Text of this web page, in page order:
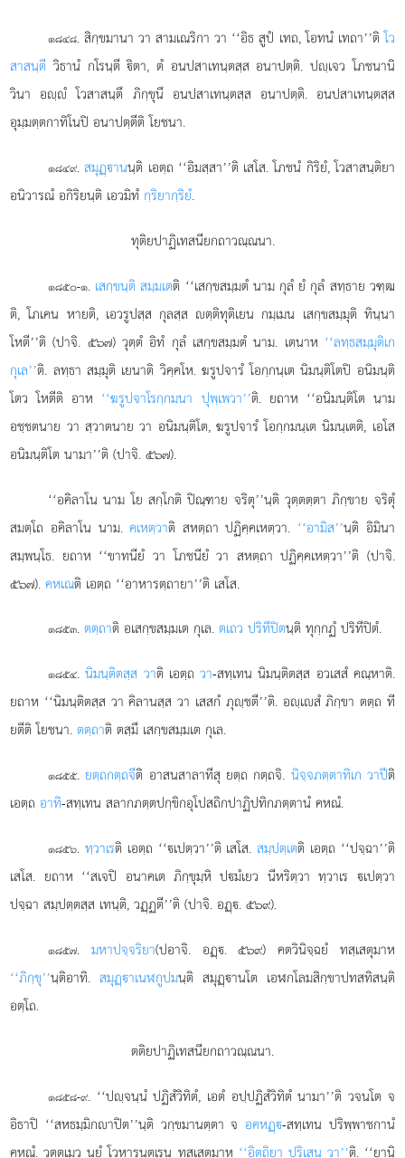
๑๘๔๘. สิกฺขมานา วา สามเณริกา วา ‘‘อิธ สูปํ เทถ, โอทนํ เทถา’’ติโว
สาสนฺตี วิธานํ กโรนฺตี ิตา, ตํ อนปสาเทนฺตสฺส อนาปตฺติ. ปฺเจว โภชนานิ
วินา อฺํ โวสาสนฺตึ ภิกฺขุนึ อนปสาเทนฺตสฺส อนาปตฺติ. อนปสาเทนฺตสฺส
อุมฺมตฺตกาทิโนปิ อนาปตฺตีติ โยชนา.
๑๘๔๙.สมุฏฺานนฺติ เอตฺถ ‘‘อิมสฺสา’’ติ เสโส. โภชนํ กิริยํ, โวสาสนฺติยา
อนิวารณํ อกิริยนฺติ เอวมิทํ กฺริยากฺริยํ.
ทุติยปาฏิเทสนียกถาวณฺณนา.
๑๘๕๐-๑. เสกฺขนฺติ สมฺมเตติ ‘‘เสกฺขสมฺมตํ นาม กุลํ ยํ กุลํ สทฺธาย วฑฺฒ
ติ, โภเคน หายติ, เอวรูปสฺส กุลสฺส ตฺติทุติเยน กมฺเมน เสกฺขสมฺมุติ ทินฺนา
โหตี’’ติ (ปาจิ. ๕๖๗) วุตฺตํ อิทํ กุลํ เสกฺขสมฺมตํ นาม. เตนาห ‘‘ลทฺธสมฺมุติเก
กุเล’’ติ. ลทฺธา สมฺมุติ เยนาติ วิคฺคโห. ฆรูปจารํ โอกฺกนฺเต นิมนฺติโตปิ อนิมนฺติ
โตว โหตีติ อาห ‘‘ฆรูปจาโรกฺกมนา ปุพฺเพวา’’ติ. ยถาห ‘‘อนิมนฺติโต นาม
อชฺชตนาย วา สฺวาตนายวา อนิมนฺติโต, ฆรูปจารํ โอกฺกมนฺเต นิมนฺเตติ, เอโส
อนิมนฺติโต นามา’’ติ (ปาจิ. ๕๖๗).
‘‘อคิลาโน นาม โย สกฺโกติ ปิณฺฑาย จริตุ’’นฺติ วุตฺตตฺตา ภิกฺขาย จริตุํ
สมตฺโถ อคิลาโน นาม.คเหตฺวาติ สหตฺถา ปฏิคฺคเหตฺวา. ‘‘อามิส’’นฺติ อิมินา
สมฺพนฺโธ. ยถาห ‘‘ขาทนียํ วา โภชนียํ วา สหตฺถา ปฏิคฺคเหตฺวา’’ติ (ปาจิ.
๕๖๗).คหเณติ เอตฺถ ‘‘อาหารตฺถายา’’ติ เสโส.
๑๘๕๓.ตตฺถาติ อเสกฺขสมฺมเต กุเล.ตเถว ปริทีปิตนฺติ ทุกฺกฏํ ปริทีปิตํ.
๑๘๕๔.นิมนฺติตสฺส วาติ เอตฺถวา-สทฺเทน นิมนฺติตสฺส อวเสสํ คณฺหาติ.
ยถาห ‘‘นิมนฺติตสฺส วา คิลานสฺส วา เสสกํ ภุฺชตี’’ติ. อฺเสํ ภิกฺขา ตตฺถ ที
ยตีติ โยชนา.ตตฺถาติ ตสฺมึ เสกฺขสมฺมเต กุเล.
๑๘๕๕. ยตฺถกตฺถจีติ อาสนสาลาทีสุ ยตฺถ กตฺถจิ. นิจฺจภตฺตาทิเก วาปีติ
เอตฺถอาทิ-สทฺเทน สลากภตฺตปกฺขิกอุโปสถิกปาฏิปทิกภตฺตานํ คหณํ.
๑๘๕๖. ทฺวาเรติ เอตฺถ ‘‘เปตฺวา’’ติ เสโส.สมฺปตฺเตติ เอตฺถ ‘‘ปจฺฉา’’ติ
เสโส. ยถาห ‘‘สเจปิ อนาคเต ภิกฺขุมฺหิ ปมํเยว นีหริตฺวา ทฺวาเร เปตฺวา
ปจฺฉา สมฺปตฺตสฺส เทนฺติ, วฏฺฏตี’’ติ (ปาจิ. อฏฺ. ๕๖๙).
๑๘๕๗. มหาปจฺจริยา(ปอาจิ. อฏฺ. ๕๖๙) คตวินิจฺฉยํ ทสฺเสตุมาห
‘‘ภิกฺขุ’’นฺติอาทิ.สมุฏฺาเนฬกูปมนฺติ สมุฏฺานโต เอฬกโลมสิกฺขาปทสทิสนฺติ
อตฺโถ.
ตติยปาฏิเทสนียกถาวณฺณนา.
๑๘๕๘-๙. ‘‘ปฺจนฺนํ ปฏิสํวิทิตํ, เอตํ อปฺปฏิสํวิทิตํ นามา’’ติ วจนโต จ
อิธาปิ ‘‘สหธมฺมิกาปิต’’นฺติ วกฺขมานตฺตา จอคหฏฺ-สทฺเทน ปริพฺพาชกานํ
คหณํ. วุตฺตเมวนยํ โวหารนฺตเรน ทสฺเสตุมาห ‘‘อิตฺถิยา ปุริเสน วา’’ติ. ‘‘ยานิ